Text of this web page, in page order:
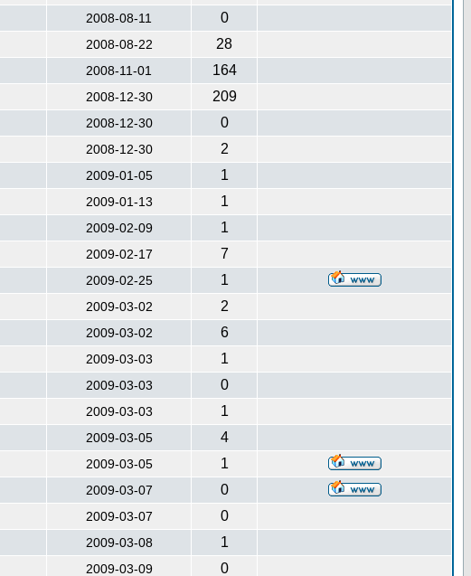
2008-08-11
0
2008-08-22
28
2008-11-01
164
2008-12-30
209
2008-12-30
0
2008-12-30
2
2009-01-05
1
2009-01-13
1
2009-02-09
1
2009-02-17
7
2009-02-25
1
2009-03-02
2
2009-03-02
6
2009-03-03
1
2009-03-03
0
2009-03-03
1
2009-03-05
4
2009-03-05
1
2009-03-07
0
2009-03-07
0
2009-03-08
1
2009-03-09
0